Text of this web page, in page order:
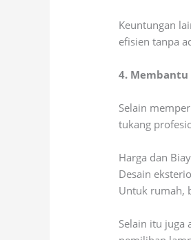
Keuntungan
efisien tanpa
4.
Selain
tukang
Harga dan
Desain
Untuk rumah,
Selain itu juga